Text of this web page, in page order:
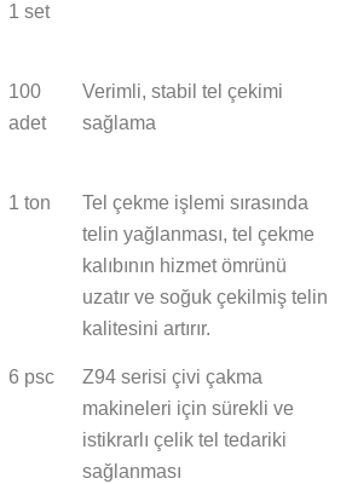
1 set
100
adet
Verimli, stabil tel çekimi
sağlama
1 ton
Tel çekme işlemi sırasında
telin yağlanması, tel çekme
kalıbının hizmet ömrünü
uzatır ve soğuk çekilmiş telin
kalitesini artırır.
6 psc
Z94 serisi çivi çakma
makineleri için sürekli ve
istikrarlı çelik tel tedariki
sağlanması